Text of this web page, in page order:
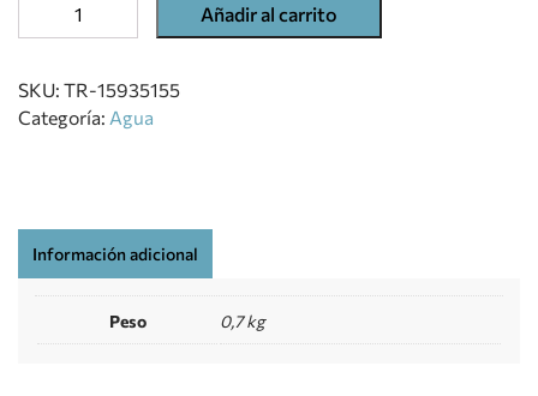
Añadir al carrito
SKU: TR-15935155
Categoría: Agua
Información adicional
Peso 0,7 kg